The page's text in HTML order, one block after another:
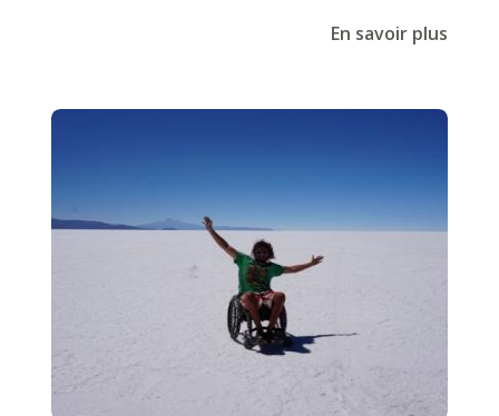
En savoir plus